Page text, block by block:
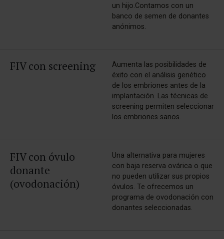
un hijo.Contamos con un
banco de semen de donantes
anónimos.
FIV con screening
Aumenta las posibilidades de
éxito con el análisis genético
de los embriones antes de la
implantación. Las técnicas de
screening permiten seleccionar
los embriones sanos.
FIV con óvulo
donante
(ovodonación)
Una alternativa para mujeres
con baja reserva ovárica o que
no pueden utilizar sus propios
óvulos. Te ofrecemos un
programa de ovodonación con
donantes seleccionadas.